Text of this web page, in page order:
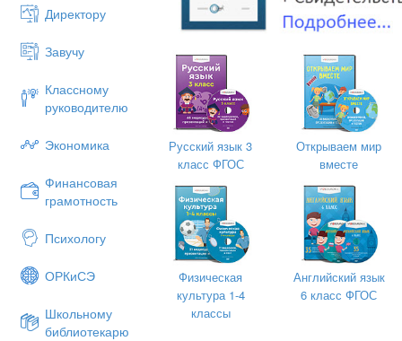
Директору
Завучу
Классному
руководителю
Экономика
Финансовая
грамотность
Психологу
ОРКиСЭ
Школьному
библиотекарю
Образы симфонической музыки.
«Метель». Музыкальные
Русский язык 3
класс ФГОС
Открываем мир
вместе
Физическая
культура 1-4
классы
Английский язык
6 класс ФГОС